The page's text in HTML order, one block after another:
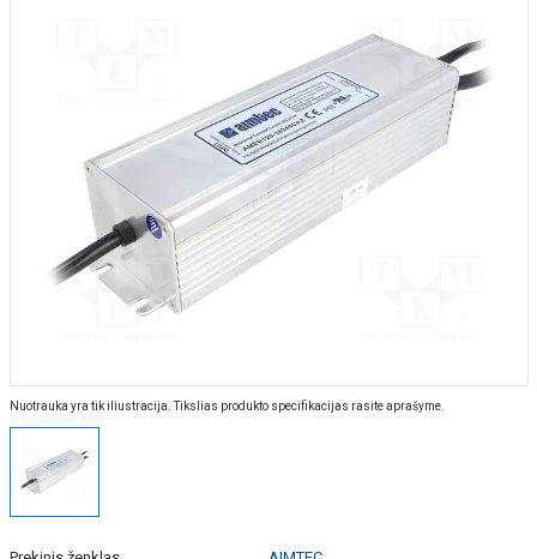
Nuotrauka yra tik iliustracija. Tikslias produkto specifikacijas rasite aprašyme.